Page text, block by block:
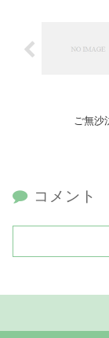
ご無沙
コメント